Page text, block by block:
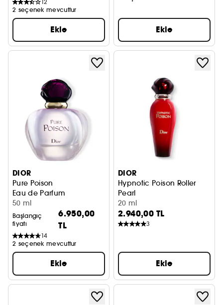
12
2 seçenek mevcuttur
Ekle Ekle
DIOR
Pure Poison
Eau de Parfum
50 ml
Başlangıç
fiyatı
6.950,00
TL
14
2 seçenek mevcuttur
Ekle
DIOR
Hypnotic Poison Roller
Pearl
Seyahat Boy
20 ml
2.940,00 TL
3
Ekle